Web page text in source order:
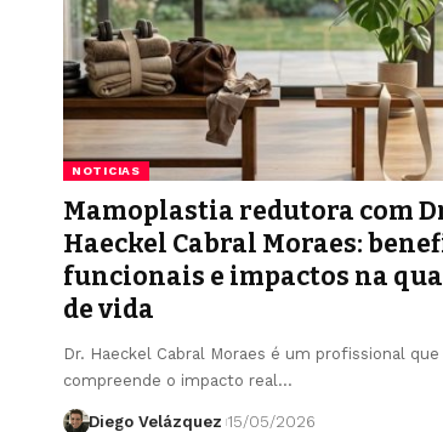
NOTICIAS
Mamoplastia redutora com
Haeckel Cabral Moraes:
funcionais e impactos na
de vida
Dr. Haeckel Cabral Moraes é um profissional que
compreende o impacto real…
Diego Velázquez 15/05/2026